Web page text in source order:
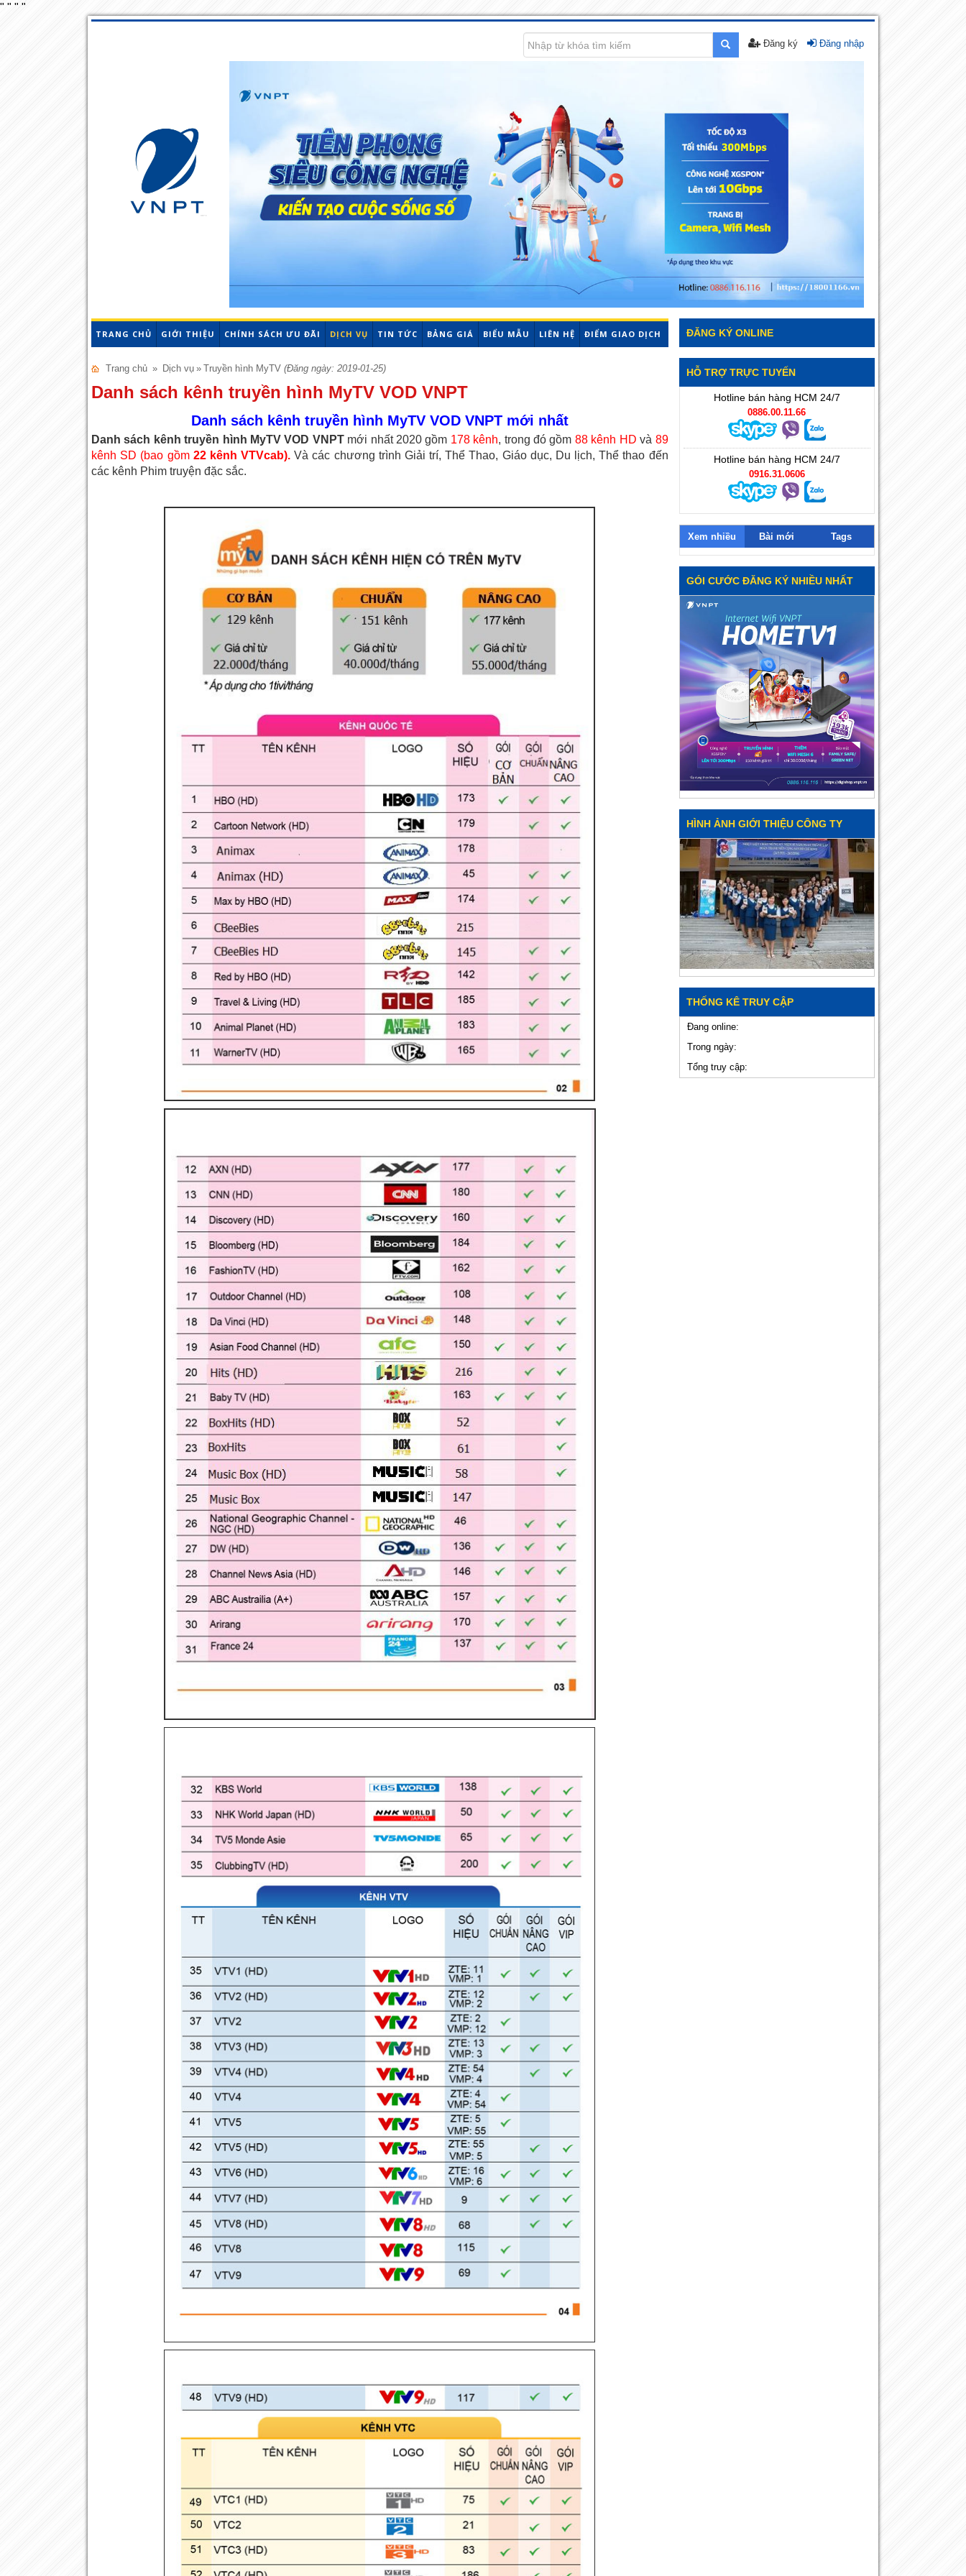
" " " "
Đăng ký Đăng nhập
TRANG CHỦ GIỚI THIỆU CHÍNH SÁCH ƯU ĐÃI DỊCH VỤ TIN TỨC BẢNG GIÁ BIỂU MẪU LIÊN HỆ ĐIỂM GIAO DỊCH
Trang chủ » Dịch vụ » Truyền hình MyTV (Đăng ngày: 2019-01-25)
Danh sách kênh truyền hình MyTV VOD VNPT
Danh sách kênh truyền hình MyTV VOD VNPT mới nhất
Danh sách kênh truyền hình MyTV VOD VNPTmới nhất 2020 gồm 178 kênh, trong đó gồm 88 kênh HD và 89
kênh SD (bao gồm 22 kênh VTVcab).Và các chương trình Giải trí, Thể Thao, Giáo dục, Du lịch, Thể thao đến
các kênh Phim truyện đặc sắc.
ĐĂNG KÝ ONLINE
HỖ TRỢ TRỰC TUYẾN
Hotline bán hàng HCM 24/7
0886.00.11.66
Hotline bán hàng HCM 24/7
0916.31.0606
Xem nhiều Bài mới Tags
GÓI CƯỚC ĐĂNG KÝ NHIỀU NHẤT
HÌNH ẢNH GIỚI THIỆU CÔNG TY
THỐNG KÊ TRUY CẬP
Đang online:
Trong ngày:
Tổng truy cập: